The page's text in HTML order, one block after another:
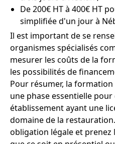
De 200€ HT à 400€ HT
simplifiée d'un jour à
Il est important de se
organismes spécialisés
mesurer les coûts de la
les possibilités de
Pour résumer, la
une phase essentielle
établissement ayant une
domaine de la
obligation légale et prenez